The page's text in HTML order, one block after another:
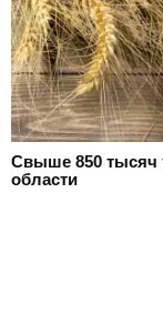
Свыше 850 тысяч
области